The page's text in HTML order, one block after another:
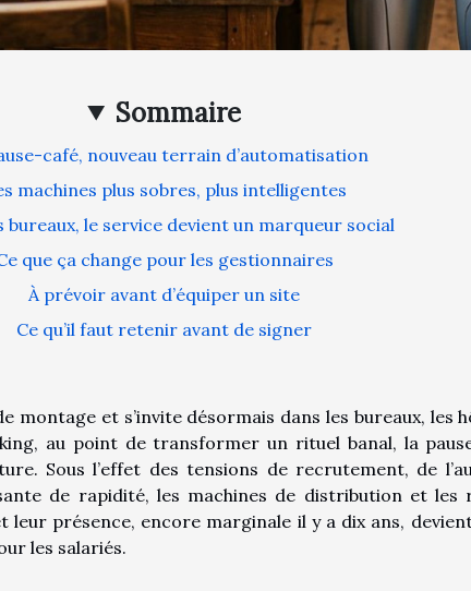
Sommaire
café, nouveau terrain d’automatisation
machines plus sobres, plus intelligentes
bureaux, le service devient un marqueur social
que ça change pour les gestionnaires
À prévoir avant d’équiper un site
Ce qu’il faut retenir avant de signer
montage et s’invite désormais dans les bureaux, les
au point de transformer un rituel banal, la
Sous l’effet des tensions de recrutement, de
de rapidité, les machines de distribution et les
leur présence, encore marginale il y a dix ans,
les salariés.